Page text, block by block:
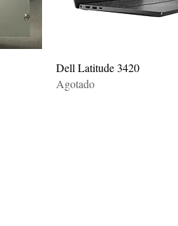
Vista rápida
Dell Latitude 3420
Agotado